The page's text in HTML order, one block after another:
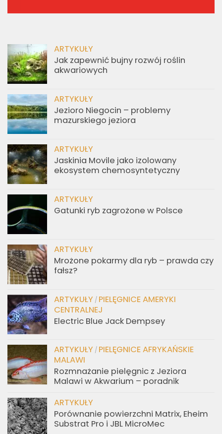
ARTYKUŁY
Jak zapewnić bujny rozwój roślin
akwariowych
ARTYKUŁY
Jezioro Niegocin – problemy
mazurskiego jeziora
ARTYKUŁY
Jaskinia Movile jako izolowany
ekosystem chemosyntetyczny
ARTYKUŁY
Gatunki ryb zagrożone w Polsce
ARTYKUŁY
Mrożone pokarmy dla ryb – prawda czy
fałsz?
ARTYKUŁY / PIELĘGNICE AMERYKI
CENTRALNEJ
Electric Blue Jack Dempsey
ARTYKUŁY / PIELĘGNICE AFRYKAŃSKIE
MALAWI
Rozmnażanie pielęgnic z Jeziora
Malawi w Akwarium – poradnik
ARTYKUŁY
Porównanie powierzchni Matrix, Eheim
Substrat Pro i JBL MicroMec